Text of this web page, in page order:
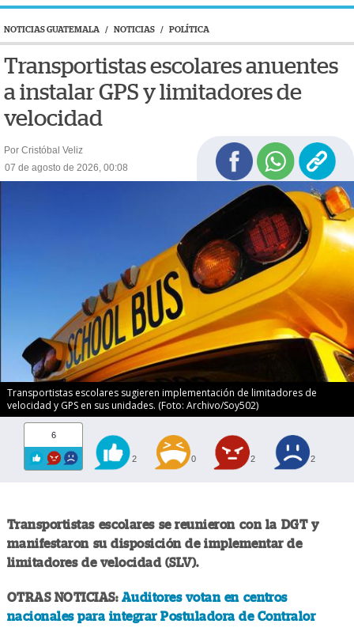
NOTICIAS GUATEMALA / NOTICIAS / POLÍTICA
Transportistas escolares anuentes
a instalar GPS y limitadores de
velocidad
Por Cristóbal Veliz
07 de agosto de 2026, 00:08
Transportistas escolares sugieren implementación de limitadores de
velocidad y GPS en sus unidades. (Foto: Archivo/Soy502)
6
2 0 2 2
Transportistas escolares se reunieron con la DGT y
manifestaron su disposición de implementar de
limitadores de velocidad (SLV).
OTRAS NOTICIAS: Auditores votan en centros
nacionales para integrar Postuladora de Contralor